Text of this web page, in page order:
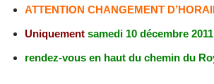
ATTENTION CHANGEMENT
Uniquement samedi 10 décembre 2011
rendez-vous en haut du chemin du